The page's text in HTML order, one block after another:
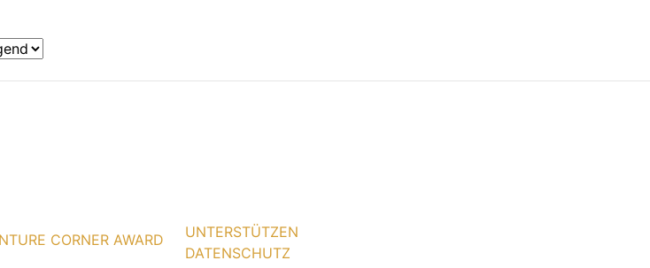
UNTERSTÜTZEN
DATENSCHUTZ